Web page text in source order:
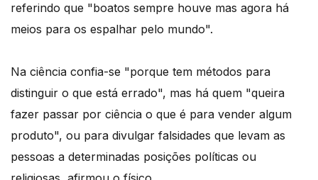
referindo que "boatos sempre houve mas agora há
meios para os espalhar pelo mundo".
Na ciência confia-se "porque tem métodos para
distinguir o que está errado", mas há quem "queira
fazer passar por ciência o que é para vender algum
produto", ou para divulgar falsidades que levam as
pessoas a determinadas posições políticas ou